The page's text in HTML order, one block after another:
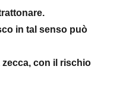
in tal senso può
zecca, con il rischio